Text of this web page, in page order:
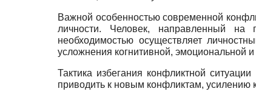
Важной особенностью современной
личности. Человек, направленный на
необходимостью осуществляет
усложнения когнитивной, эмоциональной
Тактика избегания конфликтной
приводить к новым конфликтам, усилению